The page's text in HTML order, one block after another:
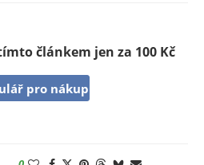
článkem jen za 100 Kč
pro nákup